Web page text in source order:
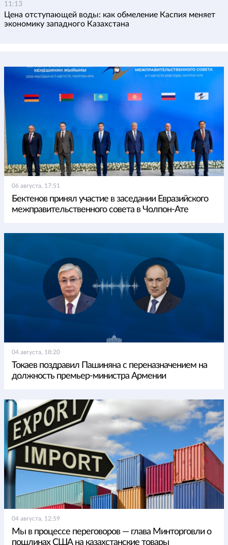
11:13
Цена отступающей воды: как обмеление Каспия меняет
экономику западного Казахстана
06 августа, 17:51
Бектенов принял участие в заседании Евразийского
межправительственного совета в Чолпон-Ате
04 августа, 18:20
Токаев поздравил Пашиняна с переназначением на
должность премьер-министра Армении
04 августа, 12:59
Мы в процессе переговоров — глава Минторговли о
пошлинах США на казахстанские товары